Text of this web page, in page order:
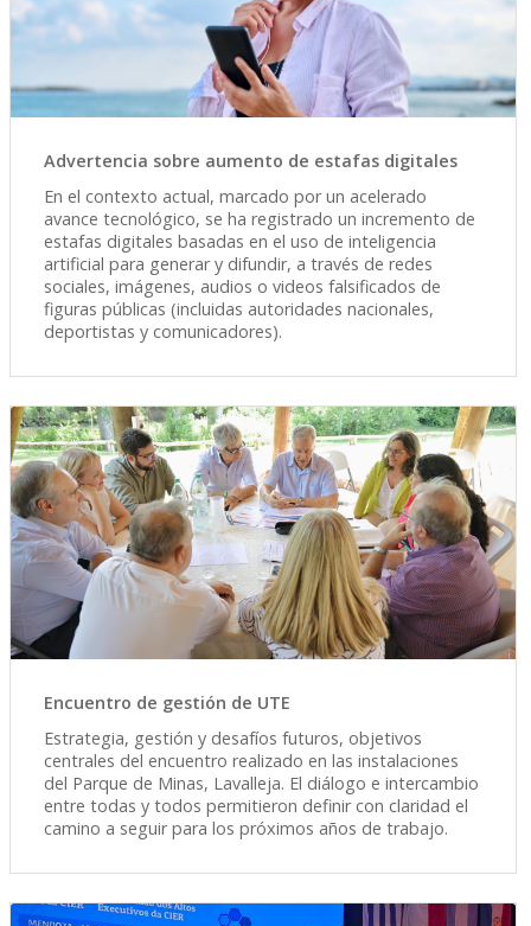
Advertencia sobre aumento de estafas digitales
En el contexto actual, marcado por un acelerado
avance tecnológico, se ha registrado un incremento de
estafas digitales basadas en el uso de inteligencia
artificial para generar y difundir, a través de redes
sociales, imágenes, audios o videos falsificados de
figuras públicas (incluidas autoridades nacionales,
deportistas y comunicadores).
Encuentro de gestión de UTE
Estrategia, gestión y desafíos futuros, objetivos
centrales del encuentro realizado en las instalaciones
del Parque de Minas, Lavalleja. El diálogo e intercambio
entre todas y todos permitieron definir con claridad el
camino a seguir para los próximos años de trabajo.